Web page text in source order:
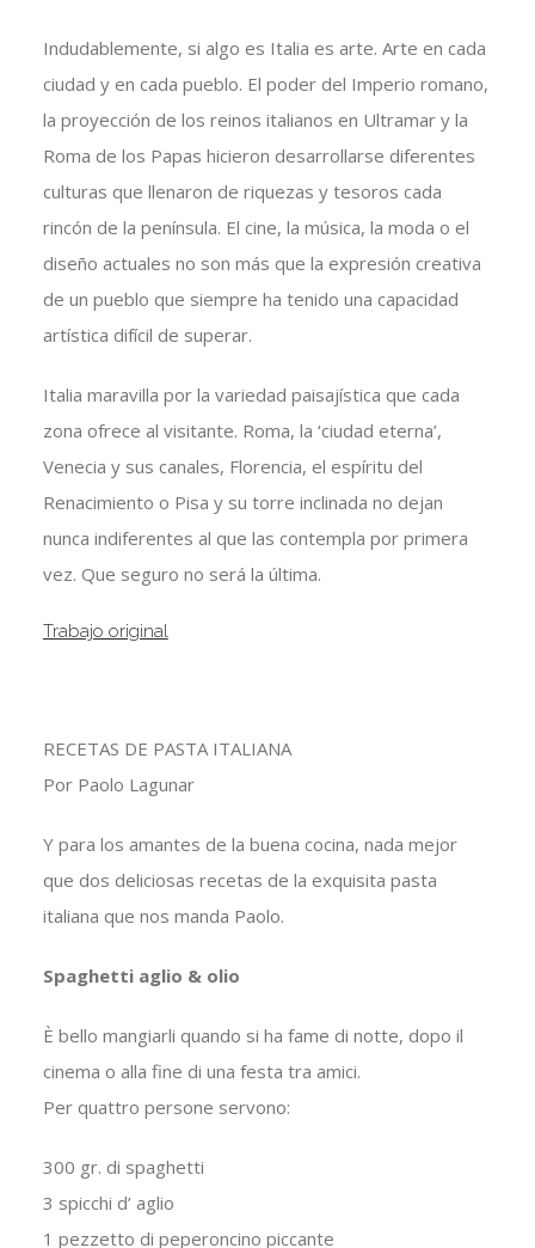
Indudablemente, si algo es Italia es arte. Arte en cada
ciudad y en cada pueblo. El poder del Imperio romano,
la proyección de los reinos italianos en Ultramar y la
Roma de los Papas hicieron desarrollarse diferentes
culturas que llenaron de riquezas y tesoros cada
rincón de la península. El cine, la música, la moda o el
diseño actuales no son más que la expresión creativa
de un pueblo que siempre ha tenido una capacidad
artística difícil de superar.
Italia maravilla por la variedad paisajística que cada
zona ofrece al visitante. Roma, la ‘ciudad eterna’,
Venecia y sus canales, Florencia, el espíritu del
Renacimiento o Pisa y su torre inclinada no dejan
nunca indiferentes al que las contempla por primera
vez. Que seguro no será la última.
Trabajo original
RECETAS DE PASTA ITALIANA
Por Paolo Lagunar
Y para los amantes de la buena cocina, nada mejor
que dos deliciosas recetas de la exquisita pasta
italiana que nos manda Paolo.
Spaghetti aglio & olio
È bello mangiarli quando si ha fame di notte, dopo il
cinema o alla fine di una festa tra amici.
Per quattro persone servono:
300 gr. di spaghetti
3 spicchi d’ aglio
1 pezzetto di peperoncino piccante